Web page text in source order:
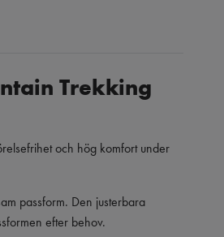
Trekking
och hög komfort under
passform. Den justerbara
efter behov.